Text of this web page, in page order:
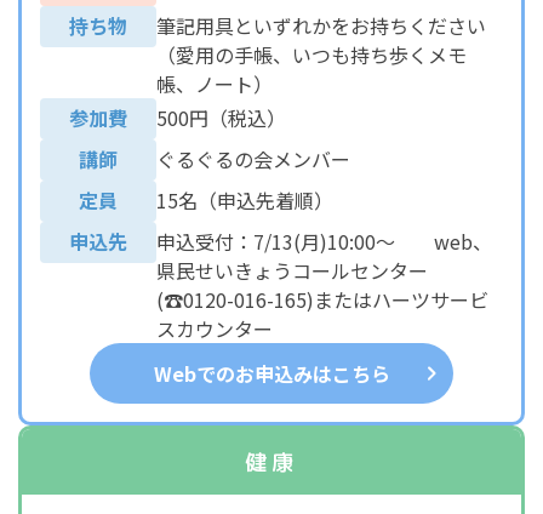
持ち物
筆記用具といずれかをお持ちください
（愛用の手帳、いつも持ち歩くメモ
帳、ノート）
参加費
500円（税込）
講師
ぐるぐるの会メンバー
定員
15名（申込先着順）
申込先
申込受付：7/13(月)10:00～ web、
県民せいきょうコールセンター
(☎0120-016-165)またはハーツサービ
スカウンター
Webでのお申込みはこちら
健康